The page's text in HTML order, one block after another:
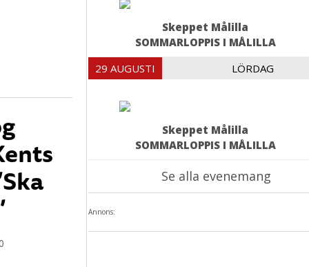
Skeppet Målilla
SOMMARLOPPIS I MÅLILLA
29 AUGUSTI LÖRDAG
Skeppet Målilla
SOMMARLOPPIS I MÅLILLA
Se alla evenemang
Annons: